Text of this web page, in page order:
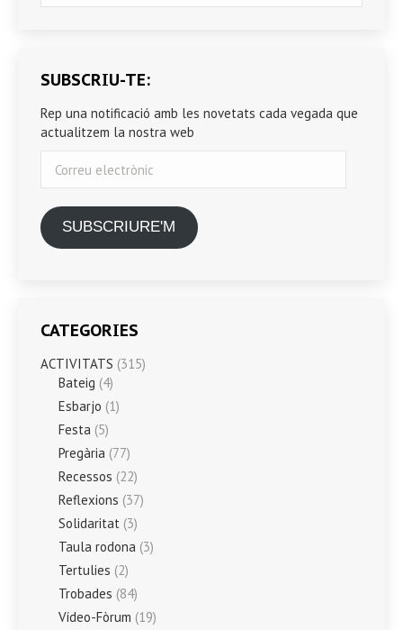
SUBSCRIU-TE:
Rep una notificació amb les novetats cada vegada que
actualitzem la nostra web
electrònic
SUBSCRIURE'M
CATEGORIES
ACTIVITATS (315)
Bateig (4)
Esbarjo (1)
Festa (5)
Pregària (77)
Recessos (22)
Reflexions (37)
Solidaritat (3)
Taula rodona (3)
Tertulies (2)
Trobades (84)
Vídeo-Fòrum (19)